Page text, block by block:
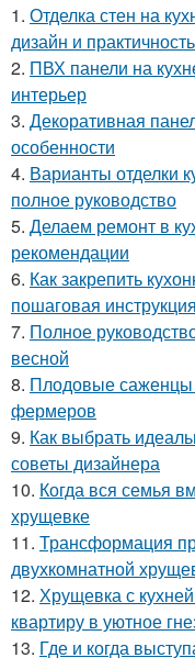
1. Отделка стен на
дизайн и практичность
2. ПВХ панели на
интерьер
3. Декоративная
особенности
4. Варианты отделки
полное руководство
5. Делаем ремонт в
рекомендации
6. Как закрепить
пошаговая инструкция
7. Полное
весной
8. Плодовые саженцы
фермеров
9. Как выбрать
советы дизайнера
10. Когда вся семья
хрущевке
11. Трансформация
двухкомнатной
12. Хрущевка с
квартиру в уютное
13. Где и когда